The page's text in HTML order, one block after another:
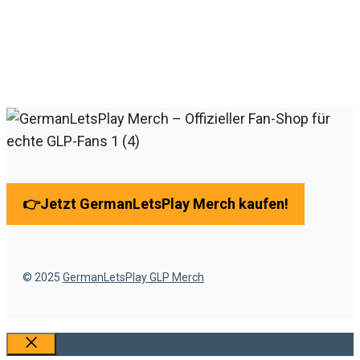
👉Jetzt GermanLetsPlay Merch kaufen!
© 2025 GermanLetsPlay GLP Merch